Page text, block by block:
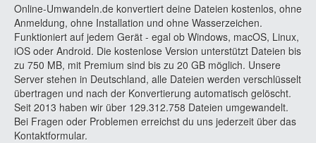
Online-Umwandeln.de konvertiert deine Dateien kostenlos, ohne
Anmeldung, ohne Installation und ohne Wasserzeichen.
Funktioniert auf jedem Gerät - egal ob Windows, macOS, Linux,
iOS oder Android. Die kostenlose Version unterstützt Dateien bis
zu 750 MB, mit Premium sind bis zu 20 GB möglich. Unsere
Server stehen in Deutschland, alle Dateien werden verschlüsselt
übertragen und nach der Konvertierung automatisch gelöscht.
Seit 2013 haben wir über 129.312.758 Dateien umgewandelt.
Bei Fragen oder Problemen erreichst du uns jederzeit über das
Kontaktformular.